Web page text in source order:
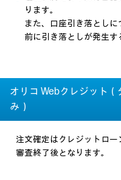
ります。
また、口座引き落とし
前に引き落としが発生す
オリコ Webクレジット
み）
注文確定はクレジットロ
審査終了後となります。